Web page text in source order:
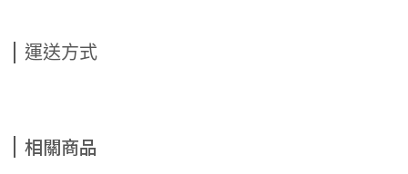
運送方式
相關商品